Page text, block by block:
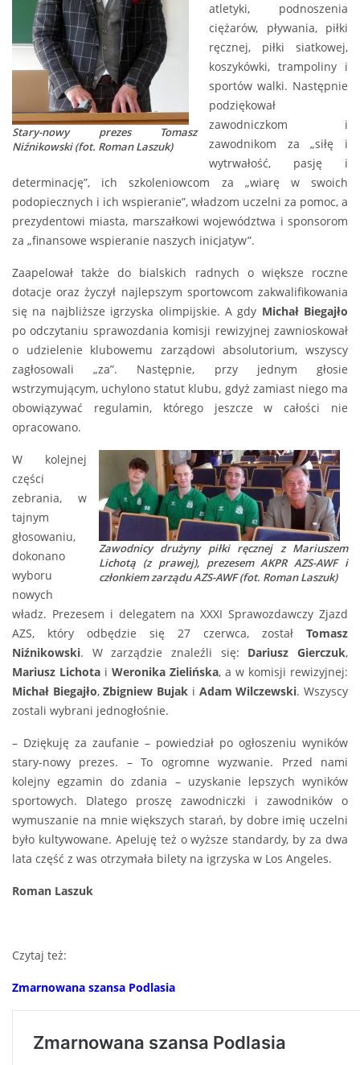
Stary-nowy prezes Tomasz
Niźnikowski (fot. Roman Laszuk)
atletyki, podnoszenia
ciężarów, pływania, piłki
ręcznej, piłki siatkowej,
koszykówki, trampoliny i
sportów walki. Następnie
podziękował
zawodniczkom i
zawodnikom za „siłę i
wytrwałość, pasję i
determinację”, ich szkoleniowcom za „wiarę w swoich
podopiecznych i ich wspieranie”, władzom uczelni za pomoc, a
prezydentowi miasta, marszałkowi województwa i sponsorom
za „finansowe wspieranie naszych inicjatyw”.
Zaapelował także do bialskich radnych o większe roczne
dotacje oraz życzył najlepszym sportowcom zakwalifikowania
się na najbliższe igrzyska olimpijskie. A gdy Michał Biegajło
po odczytaniu sprawozdania komisji rewizyjnej zawnioskował
o udzielenie klubowemu zarządowi absolutorium, wszyscy
zagłosowali „za”. Następnie, przy jednym głosie
wstrzymującym, uchylono statut klubu, gdyż zamiast niego ma
obowiązywać regulamin, którego jeszcze w całości nie
opracowano.
Zawodnicy drużyny piłki ręcznej z Mariuszem
Lichotą (z prawej), prezesem AKPR AZS-AWF i
członkiem zarządu AZS-AWF (fot. Roman Laszuk)
W kolejnej
części
zebrania, w
tajnym
głosowaniu,
dokonano
wyboru
nowych
władz. Prezesem i delegatem na XXXI Sprawozdawczy Zjazd
AZS, który odbędzie się 27 czerwca, został Tomasz
Niźnikowski. W zarządzie znaleźli się: Dariusz Gierczuk,
Mariusz Lichota i Weronika Zielińska, a w komisji rewizyjnej:
Michał Biegajło,Zbigniew Bujak i Adam Wilczewski. Wszyscy
zostali wybrani jednogłośnie.
– Dziękuję za zaufanie – powiedział po ogłoszeniu wyników
stary-nowy prezes. – To ogromne wyzwanie. Przed nami
kolejny egzamin do zdania – uzyskanie lepszych wyników
sportowych. Dlatego proszę zawodniczki i zawodników o
wymuszanie na mnie większych starań, by dobre imię uczelni
było kultywowane. Apeluję też o wyższe standardy, by za dwa
lata część z was otrzymała bilety na igrzyska w Los Angeles.
Roman Laszuk
Czytaj też:
Zmarnowana szansa Podlasia